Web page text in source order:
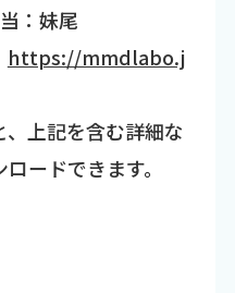
：妹尾
https://mmdlabo.j
上記を含む詳細な
ードできます。